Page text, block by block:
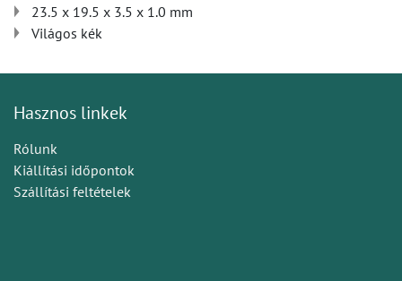
23.5 x 19.5 x 3.5 x 1.0 mm
Világos kék
Hasznos linkek
Rólunk
Kiállítási időpontok
Szállítási feltételek